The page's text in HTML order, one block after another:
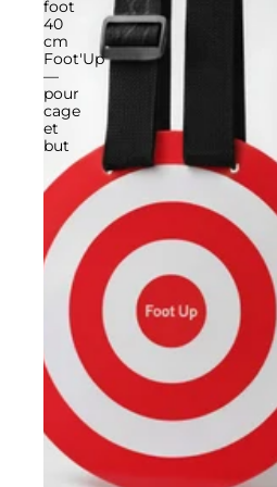
foot
40
cm
Foot'Up
—
pour
cage
et
but